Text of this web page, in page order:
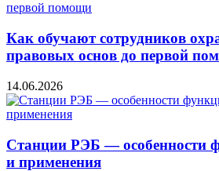
Как обучают сотрудников
правовых основ до первой
14.06.2026
Станции РЭБ — особенности
и применения